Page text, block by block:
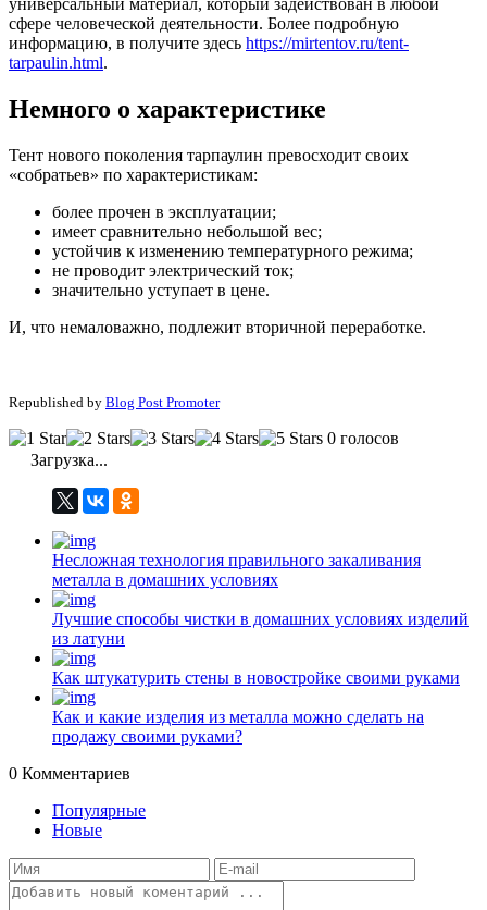
универсальный материал, который задействован в любой
сфере человеческой деятельности. Более подробную
информацию, в получите здесь https://mirtentov.ru/tent-
tarpaulin.html.
Немного о характеристике
Тент нового поколения тарпаулин превосходит своих
«собратьев» по характеристикам:
более прочен в эксплуатации;
имеет сравнительно небольшой вес;
устойчив к изменению температурного режима;
не проводит электрический ток;
значительно уступает в цене.
И, что немаловажно, подлежит вторичной переработке.
Republished by Blog Post Promoter
0 голосов
Загрузка...
Несложная технология правильного закаливания
металла в домашних условиях
Лучшие способы чистки в домашних условиях изделий
из латуни
Как штукатурить стены в новостройке своими руками
Как и какие изделия из металла можно сделать на
продажу своими руками?
0 Комментариев
Популярные
Новые